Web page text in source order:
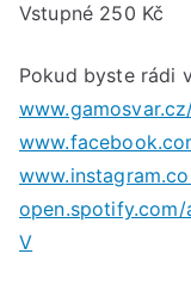
Vstupné 250 Kč
Pokud byste rádi
open.spotify.com/
V